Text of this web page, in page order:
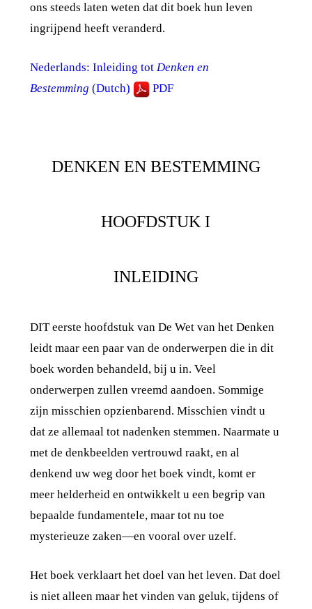
ons steeds laten weten dat dit boek hun leven
ingrijpend heeft veranderd.
Nederlands: Inleiding tot Denken en
Bestemming (Dutch) PDF
DENKEN EN BESTEMMING
HOOFDSTUK I
INLEIDING
DIT eerste hoofdstuk van De Wet van het Denken
leidt maar een paar van de onderwerpen die in dit
boek worden behandeld, bij u in. Veel
onderwerpen zullen vreemd aandoen. Sommige
zijn misschien opzienbarend. Misschien vindt u
dat ze allemaal tot nadenken stemmen. Naarmate u
met de denkbeelden vertrouwd raakt, en al
denkend uw weg door het boek vindt, komt er
meer helderheid en ontwikkelt u een begrip van
bepaalde fundamentele, maar tot nu toe
mysterieuze zaken—en vooral over uzelf.
Het boek verklaart het doel van het leven. Dat doel
is niet alleen maar het vinden van geluk, tijdens of